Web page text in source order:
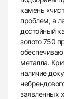
камень
проблем, а
достойный
золото 750
металла.
наличие
заявленных